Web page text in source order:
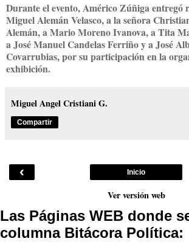
Durante el evento, Américo Zúñiga entregó
Miguel Alemán Velasco, a la señora
Alemán, a Mario Moreno Ivanova, a Tita
a José Manuel Candelas Ferriño y a José
Covarrubias, por su participación en la
exhibición.
Miguel Angel Cristiani G.
Compartir
‹ Inicio
Ver versión web
Las Páginas WEB donde
columna Bitácora Política: